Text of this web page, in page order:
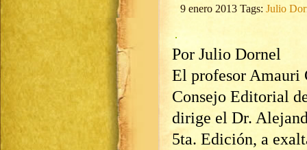
9 enero 2013 Tags: Julio
Por Julio Dornel
El profesor Amauri
Consejo Editorial
dirige el Dr.
5ta. Edición, a